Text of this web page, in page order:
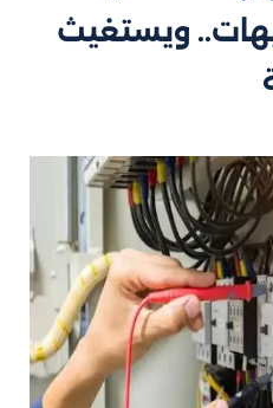
ويستغيث